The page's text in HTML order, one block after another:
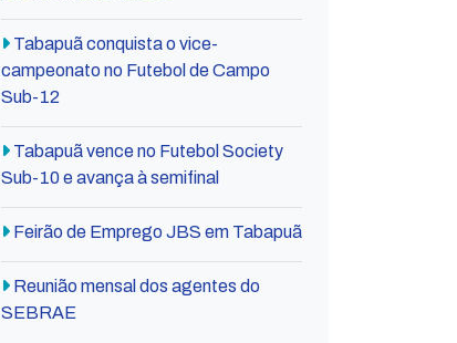
Tabapuã conquista o vice-
campeonato no Futebol de Campo
Sub-12
Tabapuã vence no Futebol Society
Sub-10 e avança à semifinal
Feirão de Emprego JBS em Tabapuã
Reunião mensal dos agentes do
SEBRAE